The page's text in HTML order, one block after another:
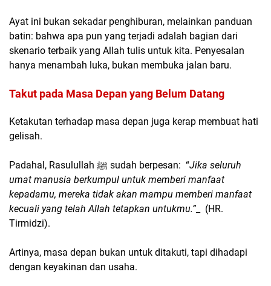
Ayat ini bukan sekadar penghiburan, melainkan panduan
batin: bahwa apa pun yang terjadi adalah bagian dari
skenario terbaik yang Allah tulis untuk kita. Penyesalan
hanya menambah luka, bukan membuka jalan baru.
Takut pada Masa Depan yang Belum Datang
Ketakutan terhadap masa depan juga kerap membuat hati
gelisah.
Padahal, Rasulullah ﷺ sudah berpesan: “Jika seluruh
umat manusia berkumpul untuk memberi manfaat
kepadamu, mereka tidak akan mampu memberi manfaat
kecuali yang telah Allah tetapkan untukmu.”_ (HR.
Tirmidzi).
Artinya, masa depan bukan untuk ditakuti, tapi dihadapi
dengan keyakinan dan usaha.